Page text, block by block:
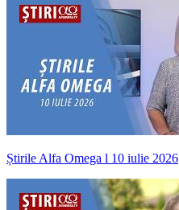
Știrile Alfa Omega l 10 iulie 2026